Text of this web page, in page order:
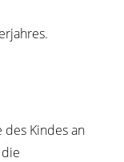
des Kindes an